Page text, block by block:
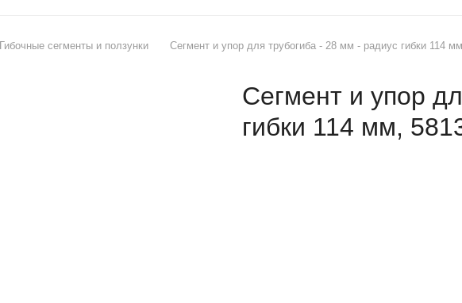
Гибочные сегменты и ползунки Сегмент и упор для трубогиба - 28 мм - радиус гибки 114
Сегмент и упор
гибки 114 мм,